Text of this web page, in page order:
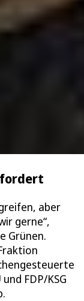
aber
gerne“,
Grünen.
FDP/KSG